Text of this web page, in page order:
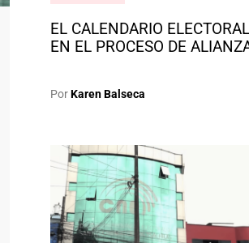
EL CALENDARIO
EN EL PROCESO DE
PorKaren Balseca